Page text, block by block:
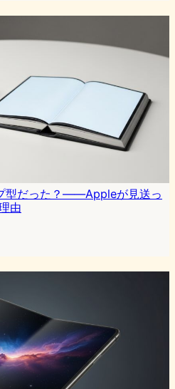
型だった？――Appleが見送っ
由